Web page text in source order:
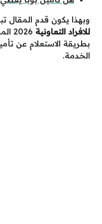
وبهذا يكون قدم المقال
للافراد التعاونية 2026 المواطنين والمقيمين
بطريقة الاستعلام عن
الخدمة.